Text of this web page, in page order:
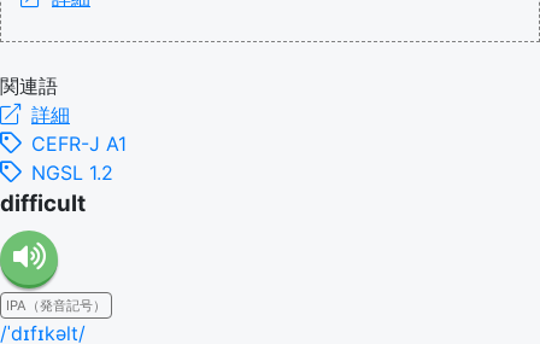
関連語
詳細
CEFR-J A1
NGSL 1.2
difficult
IPA（発音記号）
/ˈdɪfɪkəlt/